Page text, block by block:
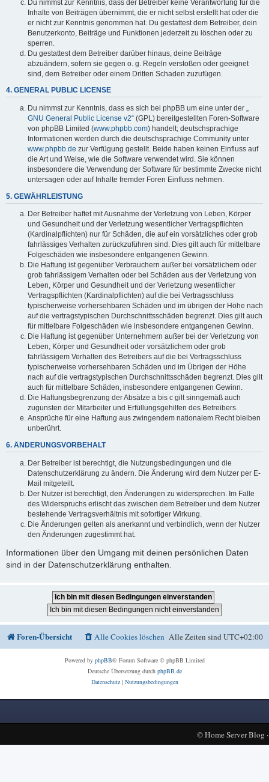
Du nimmst zur Kenntnis, dass der Betreiber keine Verantwortung für die
Inhalte von Beiträgen übernimmt, die er nicht selbst erstellt hat oder die
er nicht zur Kenntnis genommen hat. Du gestattest dem Betreiber, dein
Benutzerkonto, Beiträge und Funktionen jederzeit zu löschen oder zu
sperren.
Du gestattest dem Betreiber darüber hinaus, deine Beiträge
abzuändern, sofern sie gegen o. g. Regeln verstoßen oder geeignet
sind, dem Betreiber oder einem Dritten Schaden zuzufügen.
4. GENERAL PUBLIC LICENSE
Du nimmst zur Kenntnis, dass es sich bei phpBB um eine unter der „
GNU General Public License v2“ (GPL) bereitgestellten Foren-Software
von phpBB Limited (www.phpbb.com) handelt; deutschsprachige
Informationen werden durch die deutschsprachige Community unter
www.phpbb.de zur Verfügung gestellt. Beide haben keinen Einfluss auf
die Art und Weise, wie die Software verwendet wird. Sie können
insbesondere die Verwendung der Software für bestimmte Zwecke nicht
untersagen oder auf Inhalte fremder Foren Einfluss nehmen.
5. GEWÄHRLEISTUNG
Der Betreiber haftet mit Ausnahme der Verletzung von Leben, Körper
und Gesundheit und der Verletzung wesentlicher Vertragspflichten
(Kardinalpflichten) nur für Schäden, die auf ein vorsätzliches oder grob
fahrlässiges Verhalten zurückzuführen sind. Dies gilt auch für mittelbare
Folgeschäden wie insbesondere entgangenen Gewinn.
Die Haftung ist gegenüber Verbrauchern außer bei vorsätzlichem oder
grob fahrlässigem Verhalten oder bei Schäden aus der Verletzung von
Leben, Körper und Gesundheit und der Verletzung wesentlicher
Vertragspflichten (Kardinalpflichten) auf die bei Vertragsschluss
typischerweise vorhersehbaren Schäden und im übrigen der Höhe nach
auf die vertragstypischen Durchschnittsschäden begrenzt. Dies gilt auch
für mittelbare Folgeschäden wie insbesondere entgangenen Gewinn.
Die Haftung ist gegenüber Unternehmern außer bei der Verletzung von
Leben, Körper und Gesundheit oder vorsätzlichem oder grob
fahrlässigem Verhalten des Betreibers auf die bei Vertragsschluss
typischerweise vorhersehbaren Schäden und im Übrigen der Höhe
nach auf die vertragstypischen Durchschnittsschäden begrenzt. Dies gilt
auch für mittelbare Schäden, insbesondere entgangenen Gewinn.
Die Haftungsbegrenzung der Absätze a bis c gilt sinngemäß auch
zugunsten der Mitarbeiter und Erfüllungsgehilfen des Betreibers.
Ansprüche für eine Haftung aus zwingendem nationalem Recht bleiben
unberührt.
6. ÄNDERUNGSVORBEHALT
Der Betreiber ist berechtigt, die Nutzungsbedingungen und die
Datenschutzerklärung zu ändern. Die Änderung wird dem Nutzer per E-
Mail mitgeteilt.
Der Nutzer ist berechtigt, den Änderungen zu widersprechen. Im Falle
des Widerspruchs erlischt das zwischen dem Betreiber und dem Nutzer
bestehende Vertragsverhältnis mit sofortiger Wirkung.
Die Änderungen gelten als anerkannt und verbindlich, wenn der Nutzer
den Änderungen zugestimmt hat.
Informationen über den Umgang mit deinen persönlichen Daten
sind in der Datenschutzerklärung enthalten.
Foren-Übersicht Alle Zeiten sindUTC+02:00
Alle Cookies löschen
Powered by phpBB® Forum Software © phpBB Limited
Deutsche Übersetzung durch phpBB.de
Datenschutz| Nutzungsbedingungen
©Home Server Blog